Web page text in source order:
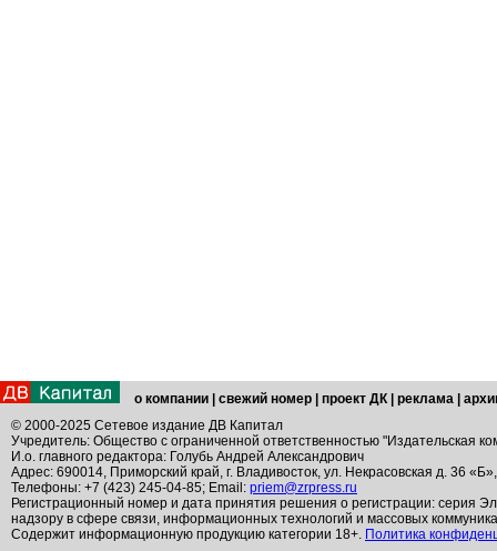
о компании свежий номер проект ДК реклама
© 2000-2025 Сетевое издание ДВ Капитал
Учредитель: Общество с ограниченной ответственностью "Издательская
И.о. главного редактора: Голубь Андрей Александрович
Адрес: 690014, Приморский край, г. Владивосток, ул. Некрасовская д. 36
Телефоны: +7 (423) 245-04-85; Email: priem@zrpress.ru
Регистрационный номер и дата принятия решения о регистрации: серия
надзору в сфере связи, информационных технологий и массовых
Содержит информационную продукцию категории 18+. Политика